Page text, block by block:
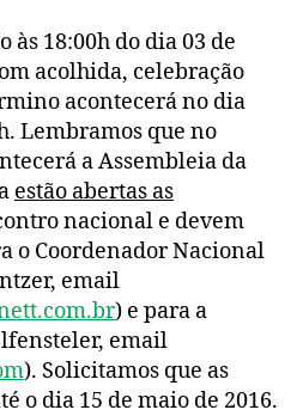
18:00h do dia 03 de
acolhida, celebração
acontecerá no dia
Lembramos que no
a Assembleia da
estão abertas as
nacional e devem
o Coordenador Nacional
email
) e para a
email
). Solicitamos que as
o dia 15 de maio de 2016.